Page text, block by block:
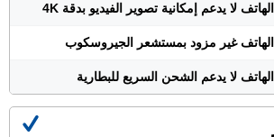
الهاتف لا يدعم إمكانية تصوير الفيديو بدقة 4K
الهاتف غير مزود بمستشعر الجيروسكوب
الهاتف لا يدعم الشحن السريع للبطارية